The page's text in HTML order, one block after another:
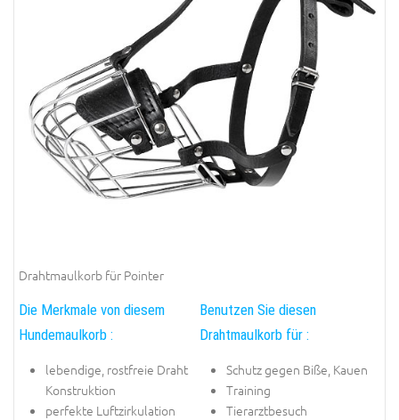
Drahtmaulkorb für Pointer
Die Merkmale von diesem
Hundemaulkorb :
lebendige, rostfreie Draht
Konstruktion
perfekte Luftzirkulation
Benutzen Sie diesen
Drahtmaulkorb für :
Schutz gegen Biße, Kauen
Training
Tierarztbesuch